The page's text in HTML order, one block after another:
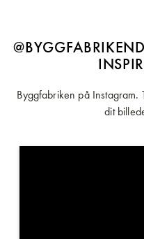
Byggfabriken på Instagram.
dit